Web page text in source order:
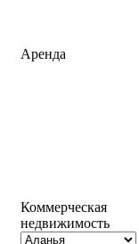
Аренда
Коммерческая
недвижимость